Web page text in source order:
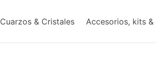
Cuarzos & Cristales Accesorios, kits &